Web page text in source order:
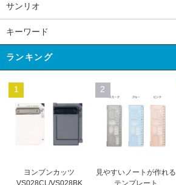
サンリオ
キーワード
ランキング
1
ヨンブンカッツ
2
見やすいノートが作れる
テンプレート